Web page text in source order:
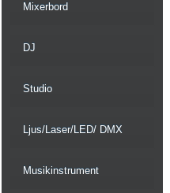
Mixerbord
DJ
Studio
Ljus/Laser/LED/ DMX
Musikinstrument